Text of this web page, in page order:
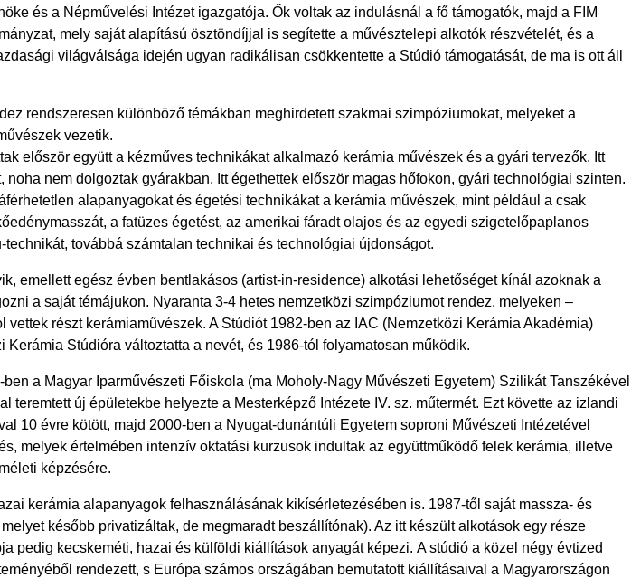
és a Népművelési Intézet igazgatója. Ők voltak az indulásnál a fő támogatók, majd a FIM
mely saját alapítású ösztöndíjjal is segítette a művésztelepi alkotók részvételét, és a
világválsága idején ugyan radikálisan csökkentette a Stúdió támogatását, de ma is ott áll
rendszeresen különböző témákban meghirdetett szakmai szimpóziumokat, melyeket a
vezetik.
először együtt a kézműves technikákat alkalmazó kerámia művészek és a gyári tervezők. Itt
nem dolgoztak gyárakban. Itt égethettek először magas hőfokon, gyári technológiai szinten.
alapanyagokat és égetési technikákat a kerámia művészek, mint például a csak
a fatüzes égetést, az amerikai fáradt olajos és az egyedi szigetelőpaplanos
továbbá számtalan technikai és technológiai újdonságot.
emellett egész évben bentlakásos (artist-in-residence) alkotási lehetőséget kínál azoknak a
a saját témájukon. Nyaranta 3-4 hetes nemzetközi szimpóziumot rendez, melyeken –
részt kerámiaművészek. A Stúdiót 1982-ben az IAC (Nemzetközi Kerámia Akadémia)
Stúdióra változtatta a nevét, és 1986-tól folyamatosan működik.
a Magyar Iparművészeti Főiskola (ma Moholy-Nagy Művészeti Egyetem) Szilikát Tanszékével
teremtett új épületekbe helyezte a Mesterképző Intézete IV. sz. műtermét. Ezt követte az izlandi
10 évre kötött, majd 2000-ben a Nyugat-dunántúli Egyetem soproni Művészeti Intézetével
melyek értelmében intenzív oktatási kurzusok indultak az együttműködő felek kerámia, illetve
képzésére.
kerámia alapanyagok felhasználásának kikísérletezésében is. 1987-től saját massza- és
később privatizáltak, de megmaradt beszállítónak). Az itt készült alkotások egy része
pedig kecskeméti, hazai és külföldi kiállítások anyagát képezi. A stúdió a közel négy évtized
rendezett, s Európa számos országában bemutatott kiállításaival a Magyarországon